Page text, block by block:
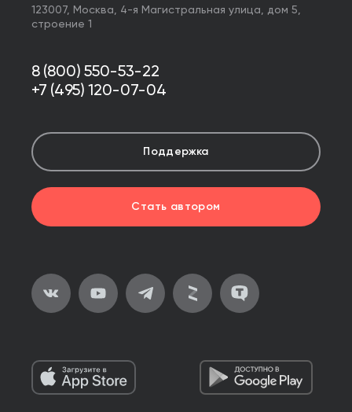
123007, Москва, 4-я Магистральная улица, дом 5,
строение 1
8 (800) 550-53-22
+7 (495) 120-07-04
Поддержка
Стать автором